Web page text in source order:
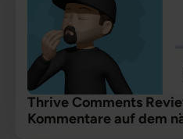
Thrive Comments
Kommentare auf dem